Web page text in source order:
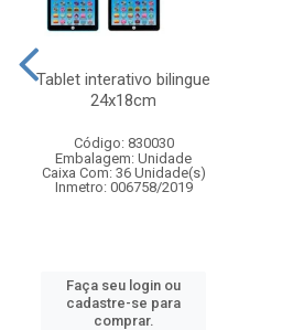
Tablet interativo bilingue
24x18cm
Código: 830030
Embalagem: Unidade
Caixa Com: 36 Unidade(s)
Inmetro: 006758/2019
Faça seu login ou
cadastre-se para
comprar.